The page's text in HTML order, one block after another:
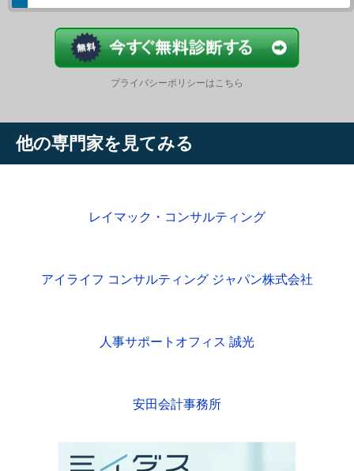
プライバシーポリシーはこちら
他の専門家を見てみる
レイマック・コンサルティング
アイライフ コンサルティング ジャパン株式会社
人事サポートオフィス 誠光
安田会計事務所